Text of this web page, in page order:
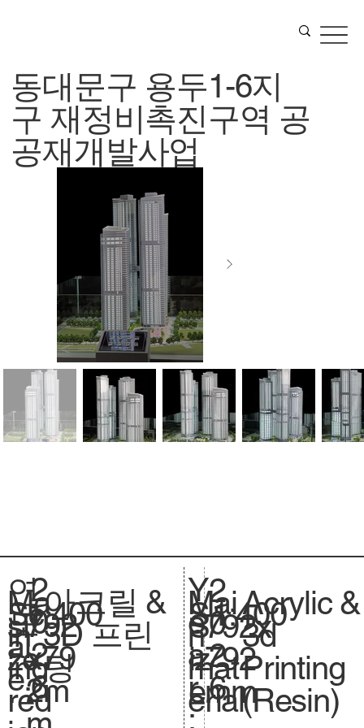
동대문구 용두1-6지
구 재정비촉진구역 공
공재개발사업
연
도
:
2
0
2
6
Ma
in
ing
red
Sc
al
e.
아크릴 &
3D 프린
팅
1:400
si
ze
.
792
x79
2m
Y
e
a
r
:
Mai
n
mat
erial
S
.
S
iz
e.
2
0
2
6
1:400
792x
792
mm
Acrylic &
3d
Printing
(Resin)